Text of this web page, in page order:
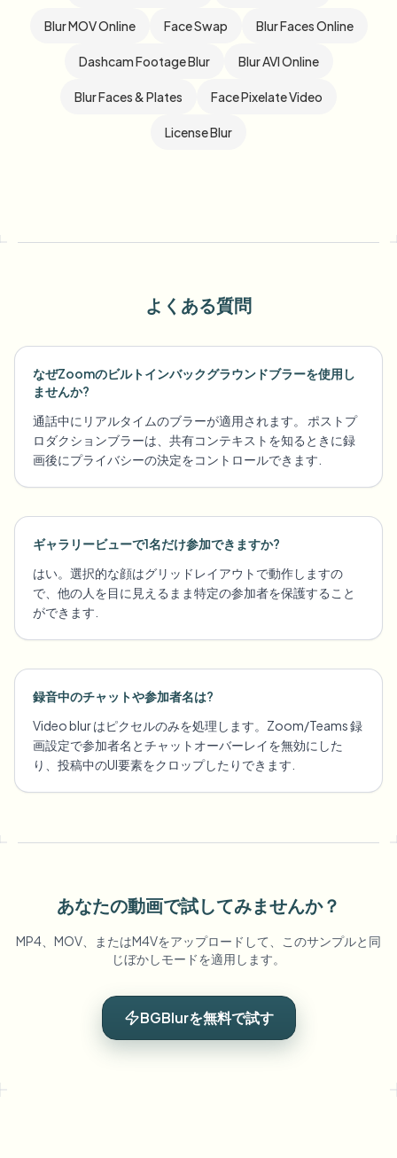
Blur MOV Online Face Swap Blur Faces Online
Dashcam Footage Blur Blur AVI Online
Blur Faces & Plates Face Pixelate Video
License Blur
よくある質問
なぜZoomのビルトインバックグラウンドブラーを使用し
ませんか?
通話中にリアルタイムのブラーが適用されます。 ポストプ
ロダクションブラーは、共有コンテキストを知るときに録
画後にプライバシーの決定をコントロールできます.
ギャラリービューで1名だけ参加できますか?
はい。選択的な顔はグリッドレイアウトで動作しますの
で、他の人を目に見えるまま特定の参加者を保護すること
ができます.
録音中のチャットや参加者名は?
Video blur はピクセルのみを処理します。Zoom/Teams 録
画設定で参加者名とチャットオーバーレイを無効にした
り、投稿中のUI要素をクロップしたりできます.
あなたの動画で試してみませんか？
MP4、MOV、またはM4Vをアップロードして、このサンプルと同
じぼかしモードを適用します。
BGBlurを無料で試す